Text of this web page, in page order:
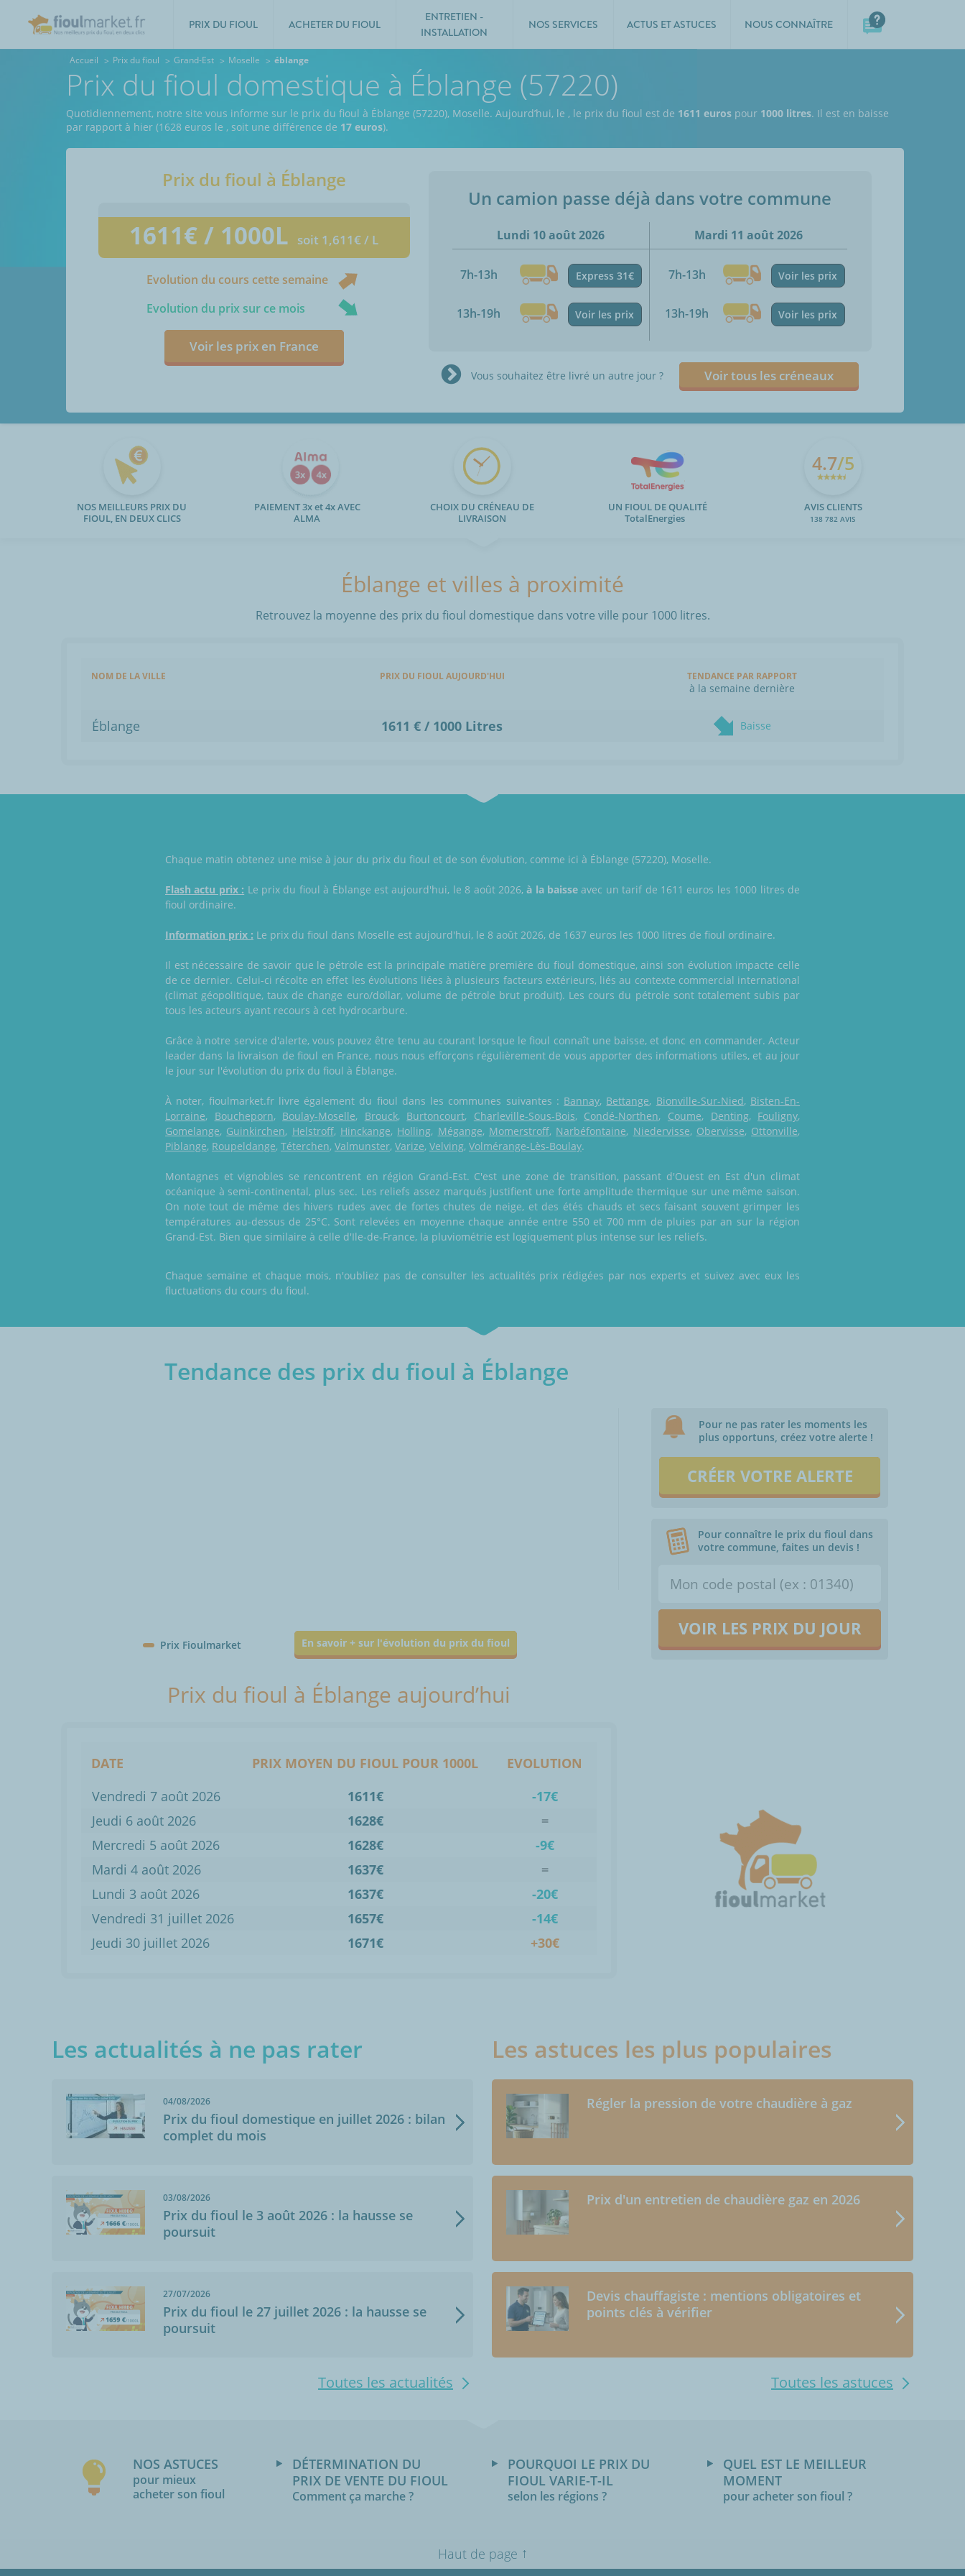
PRIX DU FIOUL ACHETER DU FIOUL
ENTRETIEN -
INSTALLATION
NOS SERVICES ACTUS ET ASTUCES NOUS CONNAÎTRE
Accueil Prix du fioul Grand-Est Moselle éblange
Prix du fioul domestique à Éblange (57220)
Quotidiennement, notre site vous informe sur le prix du fioul à Éblange (57220), Moselle. Aujourd’hui, le , le prix du fioul est de 1611 euros pour 1000 litres. Il est en baisse
par rapport à hier (1628 euros le , soit une différence de 17 euros).
Prix du fioul à Éblange
1611€ / 1000L soit 1,611€ / L
Evolution du cours cette semaine
Evolution du prix sur ce mois
Voir les prix en France
Un camion passe déjà dans votre commune
Lundi 10 août 2026
7h-13h Express 31€
13h-19h Voir les prix
Mardi 11 août 2026
7h-13h Voir les prix
13h-19h Voir les prix
Vous souhaitez être livré un autre jour ? Voir tous les créneaux
NOS MEILLEURS PRIX DU
FIOUL, EN DEUX CLICS
PAIEMENT 3x et 4x AVEC
ALMA
CHOIX DU CRÉNEAU DE
LIVRAISON
UN FIOUL DE QUALITÉ
TotalEnergies
4.7/5
AVIS CLIENTS
138 782 AVIS
Éblange et villes à proximité
Retrouvez la moyenne des prix du fioul domestique dans votre ville pour 1000 litres.
NOM DE LA VILLE PRIX DU FIOUL AUJOURD'HUI TENDANCE PAR RAPPORT
à la semaine dernière
Éblange 1611 € / 1000 Litres Baisse
Chaque matin obtenez une mise à jour du prix du fioul et de son évolution, comme ici à Éblange (57220), Moselle.
Flash actu prix : Le prix du fioul à Éblange est aujourd'hui, le 8 août 2026,à la baisse avec un tarif de 1611 euros les 1000 litres de
fioul ordinaire.
Information prix : Le prix du fioul dans Moselle est aujourd'hui, le 8 août 2026, de 1637 euros les 1000 litres de fioul ordinaire.
Il est nécessaire de savoir que le pétrole est la principale matière première du fioul domestique, ainsi son évolution impacte celle
de ce dernier. Celui-ci récolte en effet les évolutions liées à plusieurs facteurs extérieurs, liés au contexte commercial international
(climat géopolitique, taux de change euro/dollar, volume de pétrole brut produit). Les cours du pétrole sont totalement subis par
tous les acteurs ayant recours à cet hydrocarbure.
Grâce à notre service d'alerte, vous pouvez être tenu au courant lorsque le fioul connaît une baisse, et donc en commander. Acteur
leader dans la livraison de fioul en France, nous nous efforçons régulièrement de vous apporter des informations utiles, et au jour
le jour sur l'évolution du prix du fioul à Éblange.
À noter, fioulmarket.fr livre également du fioul dans les communes suivantes : Bannay, Bettange, Bionville-Sur-Nied, Bisten-En-
Lorraine, Boucheporn, Boulay-Moselle, Brouck, Burtoncourt, Charleville-Sous-Bois, Condé-Northen, Coume, Denting, Fouligny,
Gomelange, Guinkirchen, Helstroff, Hinckange, Holling, Mégange, Momerstroff, Narbéfontaine, Niedervisse, Obervisse, Ottonville,
Piblange, Roupeldange, Téterchen, Valmunster, Varize, Velving, Volmérange-Lès-Boulay.
Montagnes et vignobles se rencontrent en région Grand-Est. C'est une zone de transition, passant d'Ouest en Est d'un climat
océanique à semi-continental, plus sec. Les reliefs assez marqués justifient une forte amplitude thermique sur une même saison.
On note tout de même des hivers rudes avec de fortes chutes de neige, et des étés chauds et secs faisant souvent grimper les
températures au-dessus de 25°C. Sont relevées en moyenne chaque année entre 550 et 700 mm de pluies par an sur la région
Grand-Est. Bien que similaire à celle d'Ile-de-France, la pluviométrie est logiquement plus intense sur les reliefs.
Chaque semaine et chaque mois, n'oubliez pas de consulter les actualités prix rédigées par nos experts et suivez avec eux les
fluctuations du cours du fioul.
Tendance des prix du fioul à Éblange
Prix Fioulmarket En savoir + sur l'évolution du prix du fioul
Pour ne pas rater les moments les
plus opportuns, créez votre alerte !
CRÉER VOTRE ALERTE
Pour connaître le prix du fioul dans
votre commune, faites un devis !
VOIR LES PRIX DU JOUR
Prix du fioul à Éblange aujourd’hui
DATE PRIX MOYEN DU FIOUL POUR 1000L
EVOLUTION
Vendredi 7 août 2026
1611€
-17€
Jeudi 6 août 2026
1628€
=
Mercredi 5 août 2026
1628€
-9€
Mardi 4 août 2026
1637€
=
Lundi 3 août 2026
1637€
-20€
Vendredi 31 juillet 2026
1657€
-14€
Jeudi 30 juillet 2026
1671€ +30€
Les actualités à ne pas rater
04/08/2026
Prix du fioul domestique en juillet 2026 : bilan
complet du mois
03/08/2026
Prix du fioul le 3 août 2026 : la hausse se
poursuit
27/07/2026
Prix du fioul le 27 juillet 2026 : la hausse se
poursuit
Toutes les actualités
Les astuces les plus populaires
Régler la pression de votre chaudière à gaz
Prix d'un entretien de chaudière gaz en 2026
Devis chauffagiste : mentions obligatoires et
points clés à vérifier
Toutes les astuces
NOS ASTUCES
pour mieux
acheter son fioul
DÉTERMINATION DU
PRIX DE VENTE DU FIOUL
Comment ça marche ?
POURQUOI LE PRIX DU
FIOUL VARIE-T-IL
selon les régions ?
QUEL EST LE MEILLEUR
MOMENT
pour acheter son fioul ?
Haut de page ↑